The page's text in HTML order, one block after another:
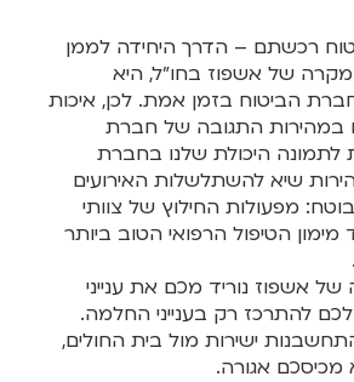
רכשתם – הדרך היחידה לממן
של אשפוז בחו”ל, היא
הביטוח בזמן אמת. לכן, איכות
במהירות התגובה של חברת
לתמונה היכולת שלנו בחברת
שיא להשתלשלות האירועים
מפעולות החילוץ של צוותי
מימון הטיפול הרפואי הטוב ביותר
אשפוז נוריד מכם את ענייני
להתרכז רק בענייני החלמה.
ישירות מול בית החולים,
מכיסכם אגורה.